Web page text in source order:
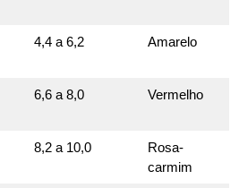
4,4 a 6,2 Amarelo
6,6 a 8,0 Vermelho
8,2 a 10,0
Rosa-
carmim